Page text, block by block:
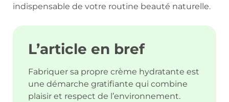
indispensable de votre routine beauté naturelle.
L’article en bref
Fabriquer sa propre crème hydratante est
une démarche gratifiante qui combine
plaisir et respect de l’environnement.